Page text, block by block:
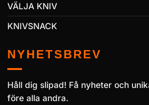
VÄLJA KNIV
KNIVSNACK
NYHETSBREV
Håll dig slipad! Få nyheter och
före alla andra.